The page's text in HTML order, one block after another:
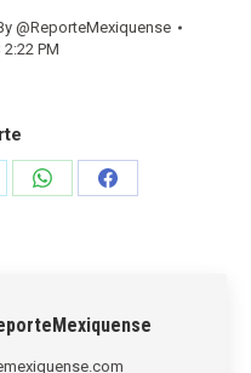
@ReporteMexiquense
PM
Share
Share